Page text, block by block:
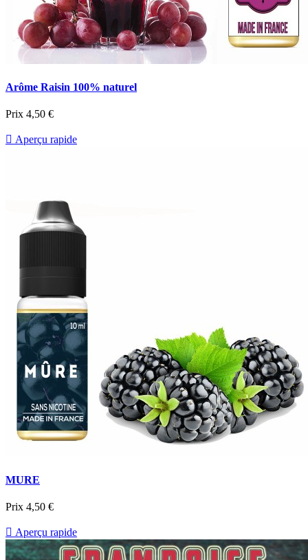
Arôme Raisin 100% naturel
Prix 4,50 €
 Aperçu rapide
MURE
Prix 4,50 €
 Aperçu rapide